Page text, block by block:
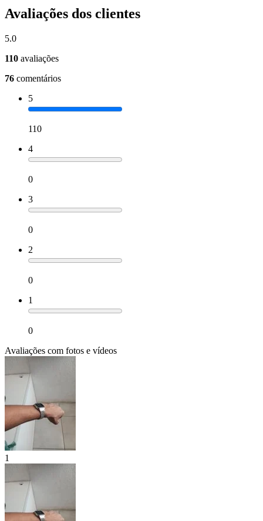
Avaliações dos clientes
5.0
110 avaliações
76 comentários
5
110
4
0
3
0
2
0
1
0
Avaliações com fotos e vídeos
1